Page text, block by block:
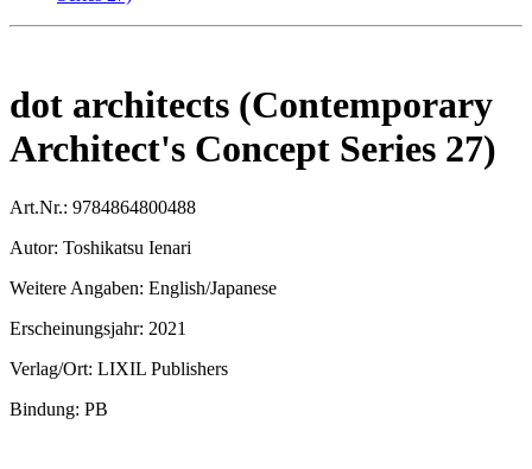
dot architects (Contemporary
Architect's Concept Series 27)
Art.Nr.: 9784864800488
Autor: Toshikatsu Ienari
Weitere Angaben: English/Japanese
Erscheinungsjahr: 2021
Verlag/Ort: LIXIL Publishers
Bindung: PB